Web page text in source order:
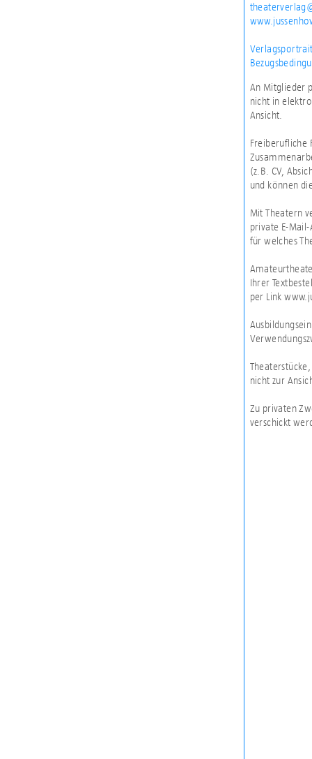
An Mitglieder
nicht in
Ansicht.
Freiberufliche
(z.B. CV,
und können
Mit Theatern
private E-
für welches
Ihrer
per Link
nicht zur
Zu privaten
verschickt